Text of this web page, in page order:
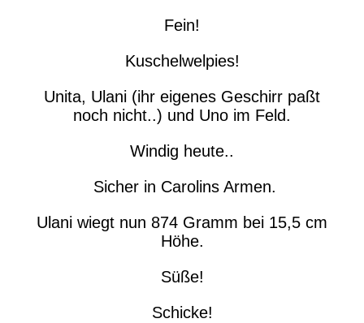
Fein!
Kuschelwelpies!
Unita, Ulani (ihr eigenes Geschirr paßt
noch nicht..) und Uno im Feld.
Windig heute..
Sicher in Carolins Armen.
Ulani wiegt nun 874 Gramm bei 15,5 cm
Höhe.
Süße!
Schicke!